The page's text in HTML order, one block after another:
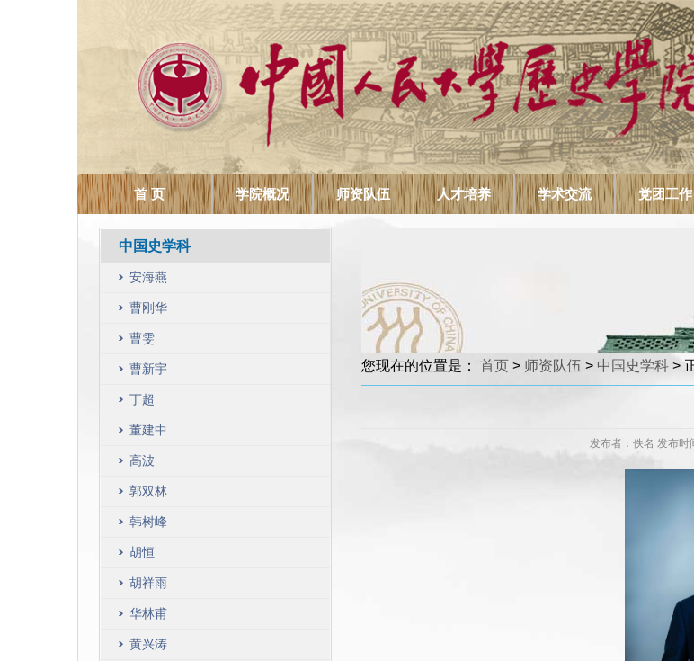
首 页 学院概况 师资队伍 人才培养 学术交流 党团工作
中国史学科
安海燕
曹刚华
曹雯
曹新宇
丁超
董建中
高波
郭双林
韩树峰
胡恒
胡祥雨
华林甫
黄兴涛
您现在的位置是： 首页 > 师资队伍 > 中国史学科 >
发布者： 佚名 发布时